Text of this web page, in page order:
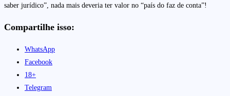
saber jurídico”, nada mais deveria ter valor no “país do faz de conta”!
Compartilhe isso:
WhatsApp
Facebook
18+
Telegram